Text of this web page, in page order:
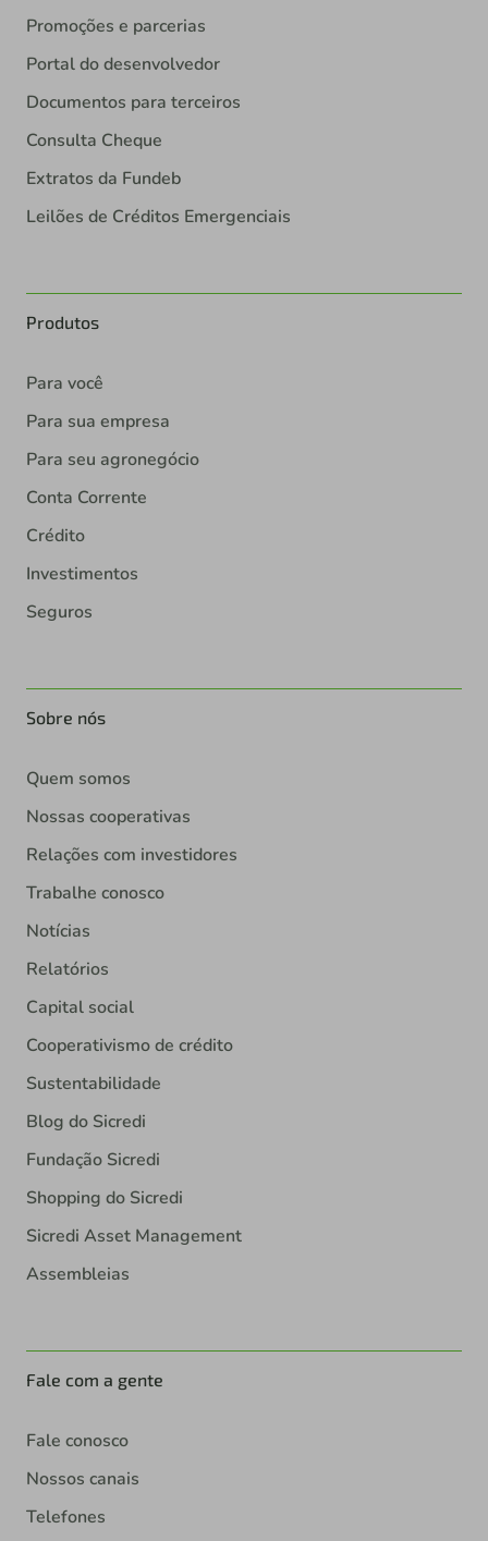
Promoções e parcerias
Portal do desenvolvedor
Documentos para terceiros
Consulta Cheque
Extratos da Fundeb
Leilões de Créditos Emergenciais
Produtos
Para você
Para sua empresa
Para seu agronegócio
Conta Corrente
Crédito
Investimentos
Seguros
Sobre nós
Quem somos
Nossas cooperativas
Relações com investidores
Trabalhe conosco
Notícias
Relatórios
Capital social
Cooperativismo de crédito
Sustentabilidade
Blog do Sicredi
Fundação Sicredi
Shopping do Sicredi
Sicredi Asset Management
Assembleias
Fale com a gente
Fale conosco
Nossos canais
Telefones